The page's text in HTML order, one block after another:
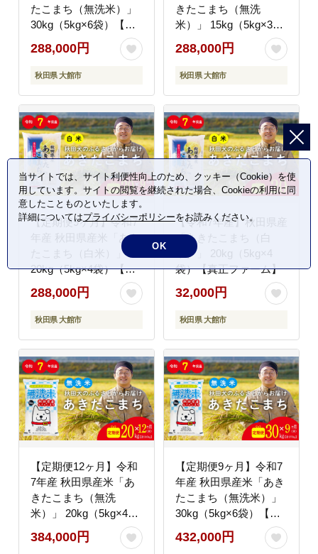
たこまち（無洗米）」
30kg（5kg×6袋）【真
正ファーム】
288,000円
秋田県 大館市
きたこまち（無洗
米）」 15kg（5kg×3
袋）【真正ファーム】
288,000円
秋田県 大館市
【定期便9ヶ月】令和7
年産 秋田県産米「あき
たこまち（白米）」
20kg（5kg×4袋）【真
正ファーム】
288,000円
秋田県 大館市
【令和7年産】秋田県産
「あきたこまち（白
米）」 20kg（5kg×4
袋）【真正ファーム】
32,000円
秋田県 大館市
【定期便12ヶ月】令和
7年産 秋田県産米「あ
きたこまち（無洗
米）」 20kg（5kg×4
袋）【真正ファーム】
384,000円
【定期便9ヶ月】令和7
年産 秋田県産米「あき
たこまち（無洗米）」
30kg（5kg×6袋）【真
正ファーム】
432,000円
当サイトでは、サイト利便性向上のため、クッキー（Cookie）を使
用しています。サイトの閲覧を継続された場合、Cookieの利用に同
意したことものといたします。
詳細についてはプライバシーポリシーをお読みください。
OK